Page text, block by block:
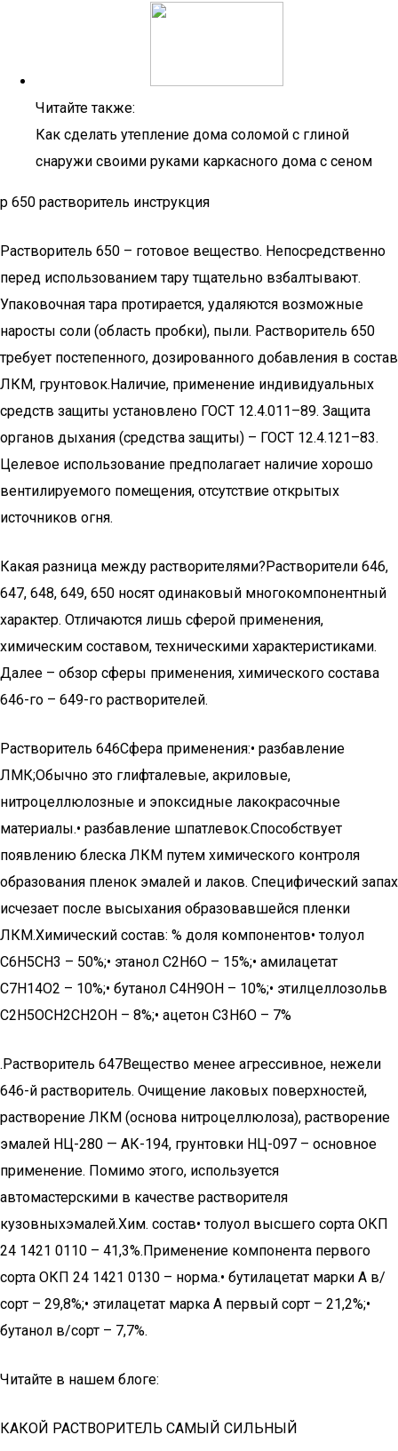
Читайте также:
Как сделать утепление дома соломой с глиной
снаружи своими руками каркасного дома с сеном
р 650 растворитель инструкция
Растворитель 650 – готовое вещество. Непосредственно
перед использованием тару тщательно взбалтывают.
Упаковочная тара протирается, удаляются возможные
наросты соли (область пробки), пыли. Растворитель 650
требует постепенного, дозированного добавления в состав
ЛКМ, грунтовок.Наличие, применение индивидуальных
средств защиты установлено ГОСТ 12.4.011–89. Защита
органов дыхания (средства защиты) – ГОСТ 12.4.121–83.
Целевое использование предполагает наличие хорошо
вентилируемого помещения, отсутствие открытых
источников огня.
Какая разница между растворителями?Растворители 646,
647, 648, 649, 650 носят одинаковый многокомпонентный
характер. Отличаются лишь сферой применения,
химическим составом, техническими характеристиками.
Далее – обзор сферы применения, химического состава
646-го – 649-го растворителей.
Растворитель 646Сфера применения:• разбавление
ЛМК;Обычно это глифталевые, акриловые,
нитроцеллюлозные и эпоксидные лакокрасочные
материалы.• разбавление шпатлевок.Способствует
появлению блеска ЛКМ путем химического контроля
образования пленок эмалей и лаков. Специфический запах
исчезает после высыхания образовавшейся пленки
ЛКМ.Химический состав: % доля компонентов• толуол
С6Н5СН3 – 50%;• этанол C2H6O – 15%;• амилацетат
C7H14O2 – 10%;• бутанол C4H9OH – 10%;• этилцеллозольв
C2H5OCH2CH2OH – 8%;• ацетон C3H6O – 7%
.Растворитель 647Вещество менее агрессивное, нежели
646-й растворитель. Очищение лаковых поверхностей,
растворение ЛКМ (основа нитроцеллюлоза), растворение
эмалей НЦ-280 — АК-194, грунтовки НЦ-097 – основное
применение. Помимо этого, используется
автомастерскими в качестве растворителя
кузовныхэмалей.Хим. состав• толуол высшего сорта ОКП
24 1421 0110 – 41,3%.Применение компонента первого
сорта ОКП 24 1421 0130 – норма.• бутилацетат марки А в/
сорт – 29,8%;• этилацетат марка А первый сорт – 21,2%;•
бутанол в/сорт – 7,7%.
Читайте в нашем блоге:
КАКОЙ РАСТВОРИТЕЛЬ САМЫЙ СИЛЬНЫЙ